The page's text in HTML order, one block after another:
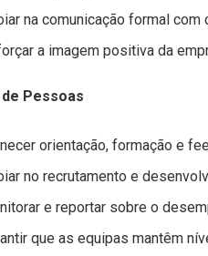
na comunicação formal
a imagem positiva da
Pessoas
orientação, formação e
no recrutamento e
e reportar sobre o
que as equipas mantêm